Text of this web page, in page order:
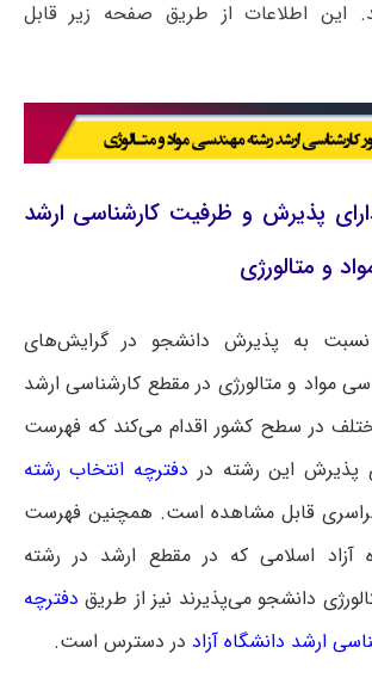
این اطلاعات از طریق صفحه زیر قابل
پذیرش و ظرفیت کارشناسی ارشد
و متالورژی
به پذیرش دانشجو در گرایش‌های
مواد و متالورژی در مقطع کارشناسی ارشد
در سطح کشور اقدام می‌کند که فهرست
پذیرش این رشته در دفترچه انتخاب رشته
قابل مشاهده است. همچنین فهرست
آزاد اسلامی که در مقطع ارشد در رشته
دانشجو می‌پذیرند نیز از طریق دفترچه
ارشد دانشگاه آزاد در دسترس است.